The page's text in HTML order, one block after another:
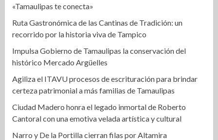
«Tamaulipas te conecta»
Ruta Gastronómica de las Cantinas de Tradición: un
recorrido por la historia viva de Tampico
Impulsa Gobierno de Tamaulipas la conservación del
histórico Mercado Argüelles
Agiliza el ITAVU procesos de escrituración para brindar
certeza patrimonial a más familias de Tamaulipas
Ciudad Madero honra el legado inmortal de Roberto
Cantoral con una emotiva velada artística y cultural
Narro y De la Portilla cierran filas por Altamira